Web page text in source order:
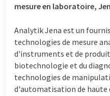
mesure en laboratoire,
Analytik Jena est un
technologies de mesure
d'instruments et de
biotechnologie et du
technologies de
d'automatisation de haute